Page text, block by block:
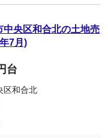
中央区和合北の土地売
7月)
台
区和合北